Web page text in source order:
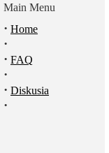
Main Menu
· Home
·
· FAQ
·
· Diskusia
·